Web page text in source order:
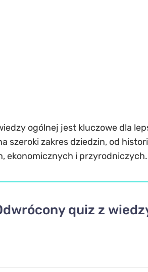
ogólnej jest kluczowe dla
szeroki zakres dziedzin, od
ekonomicznych i przyrodniczych.
quiz z